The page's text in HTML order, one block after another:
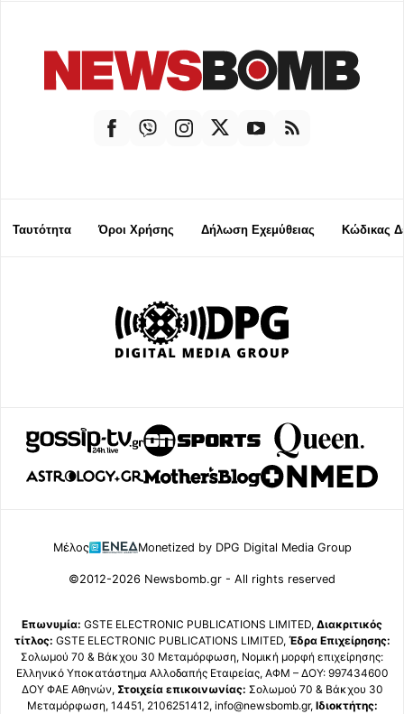
Ταυτότητα Όροι Χρήσης Δήλωση Εχεμύθειας Κώδικας
Μέλος Monetized by DPG Digital Media Group
©2012-2026 Newsbomb.gr - All rights reserved
Επωνυμία: GSTE ELECTRONIC PUBLICATIONS LIMITED, Διακριτικός
τίτλος: GSTE ELECTRONIC PUBLICATIONS LIMITED, Έδρα Επιχείρησης:
Σολωμού 70 & Βάκχου 30 Μεταμόρφωση, Νομική μορφή επιχείρησης:
Ελληνικό Υποκατάστημα Αλλοδαπής Εταιρείας, ΑΦΜ – ΔΟΥ: 997434600
ΔΟΥ ΦΑΕ Αθηνών, Στοιχεία επικοινωνίας: Σολωμού 70 & Βάκχου 30
Μεταμόρφωση, 14451, 2106251412, info@newsbomb.gr, Ιδιοκτήτης: